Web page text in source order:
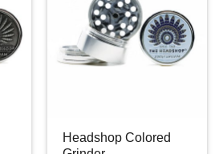
Headshop Colored